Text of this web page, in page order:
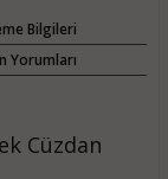
Bilgileri
Yorumları
Cüzdan